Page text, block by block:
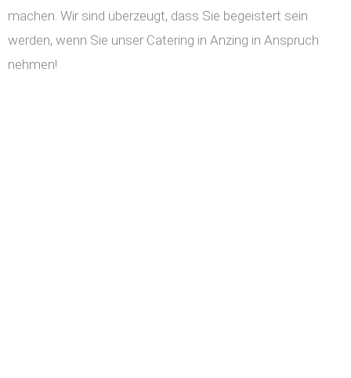
machen. Wir sind überzeugt, dass Sie begeistert sein
werden, wenn Sie unser Catering in Anzing in Anspruch
nehmen!